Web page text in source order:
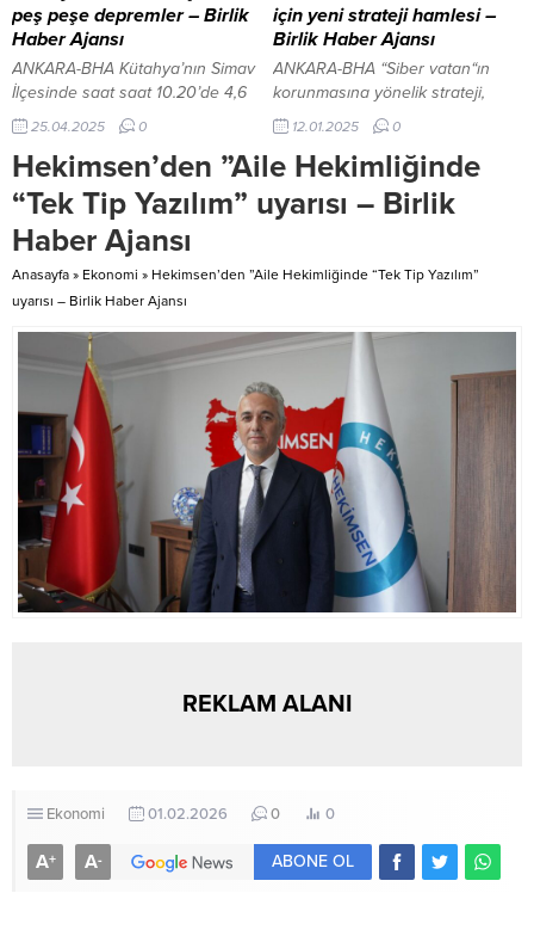
kültür, yardım...
cemaate ikramda bulunuldu.
Program kapsamında Kırık Köy
Mezarlığı’nda kabir ziyareti
yapıldı,...
peş peşe depremler – Birlik
Haber Ajansı
ANKARA-BHA Kütahya’nın Simav
İlçesinde saat saat 10.20’de 4,6
büyüklüğünde, saat 07.23’de 4,5
büyüklüğünde ve saat 07.29’da
3,9 büyüklüğünde depremler
meydana geldi. 4,6
büyüklüğündeki deprem yerin
12,17 kilometrede derinliğinde
meydana geldi. 4,5
büyüklüğündeki deprem ise 8,81
kilometre derinlikte meydana
geldi.
25.04.2025 0
için yeni strateji hamlesi –
Birlik Haber Ajansı
ANKARA-BHA “Siber vatan“ın
korunmasına yönelik strateji,
“Milli Güvenlik Kurulu”na (MGK)
benzer yapıda kurulacak Siber
Güvenlik Kurulu tarafından
belirlenecek. AK Parti
milletvekillerince hazırlanan
göre, siber güvenlik milli
olacak. Kritik altyapı ve bilişim
sistemlerinin korunması ile
güvenli bir siber uzay
oluşturulması temel...
12.01.2025 0
Hekimsen’den ”Aile Hekimliğinde
“Tek Tip Yazılım” uyarısı – Birlik
Haber Ajansı
Anasayfa » Ekonomi » Hekimsen’den ”Aile Hekimliğinde “Tek Tip Yazılım”
uyarısı – Birlik Haber Ajansı
REKLAM ALANI
Ekonomi 01.02.2026 0 0
A+ A- ABONE OL